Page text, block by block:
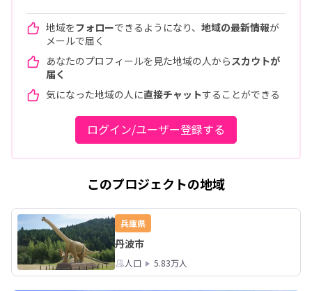
地域をフォローできるようになり、 地域の最新情報が
メールで届く
あなたのプロフィールを見た地域の人から スカウトが
届く
気になった地域の人に直接チャットすることができる
ログイン/ユーザー登録する
このプロジェクトの地域
兵庫県
丹波市
人口 5.83万人